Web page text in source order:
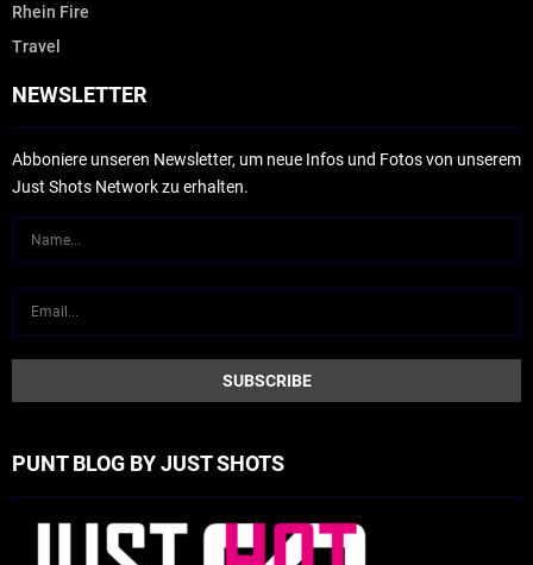
Rhein Fire
Travel
NEWSLETTER
Abboniere unseren Newsletter, um neue Infos und Fotos von unserem
Just Shots Network zu erhalten.
PUNT BLOG BY JUST SHOTS